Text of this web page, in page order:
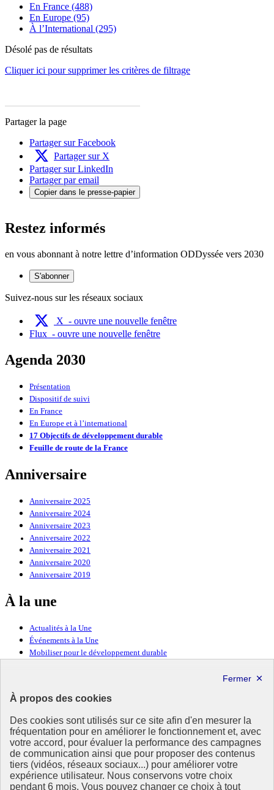
À propos des cookies
Des cookies sont utilisés sur ce site afin d'en mesurer la
fréquentation pour en améliorer le fonctionnement et, avec
votre accord, pour évaluer la performance des campagnes
de communication ainsi que pour proposer des contenus
tiers (vidéos, réseaux sociaux...) pour améliorer votre
expérience utilisateur. Nous conservons votre choix
pendant 6 mois. Vous pouvez changer ce choix à tout
En France (488)
En Europe (95)
À l’International (295)
Désolé pas de résultats
Cliquer ici pour supprimer les critères de filtrage
Partager la page
Partager sur Facebook
Partager sur X
Partager sur LinkedIn
Partager par email
Copier dans le presse-papier
Restez informés
en vous abonnant à notre lettre d’information ODDyssée vers 2030
S'abonner
Suivez-nous sur les réseaux sociaux
X - ouvre une nouvelle fenêtre
Flux - ouvre une nouvelle fenêtre
Agenda 2030
Présentation
Dispositif de suivi
En France
En Europe et à l’international
17 Objectifs de développement durable
Feuille de route de la France
Anniversaire
Anniversaire 2025
Anniversaire 2024
Anniversaire 2023
Anniversaire 2022
Anniversaire 2021
Anniversaire 2020
Anniversaire 2019
À la une
Actualités à la Une
Événements à la Une
Mobiliser pour le développement durable
Ressources
Ressources
La Méth’ODD
Gouvernement
Ce site propose l’information de référence concernant l’Agenda